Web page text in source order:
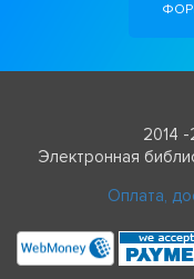
2014
Электронная
Оплата,